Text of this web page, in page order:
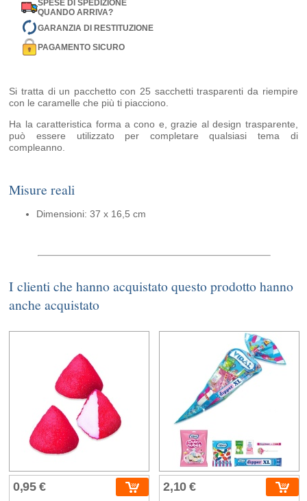
SPESE DI SPEDIZIONE
QUANDO ARRIVA?
GARANZIA DI RESTITUZIONE
PAGAMENTO SICURO
Si tratta di un pacchetto con 25 sacchetti trasparenti da riempire
con le caramelle che più ti piacciono.
Ha la caratteristica forma a cono e, grazie al design trasparente,
può essere utilizzato per completare qualsiasi tema di
compleanno.
Misure reali
Dimensioni: 37 x 16,5 cm
I clienti che hanno acquistato questo prodotto hanno
anche acquistato
0,95 € 2,10 €